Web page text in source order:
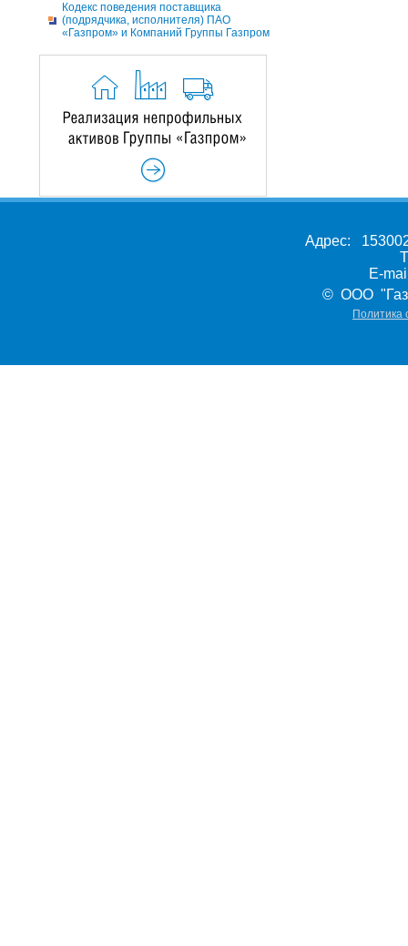
Кодекс поведения поставщика
(подрядчика, исполнителя) ПАО
«Газпром» и Компаний Группы Газпром
Адрес:
E-
© ООО
Политика